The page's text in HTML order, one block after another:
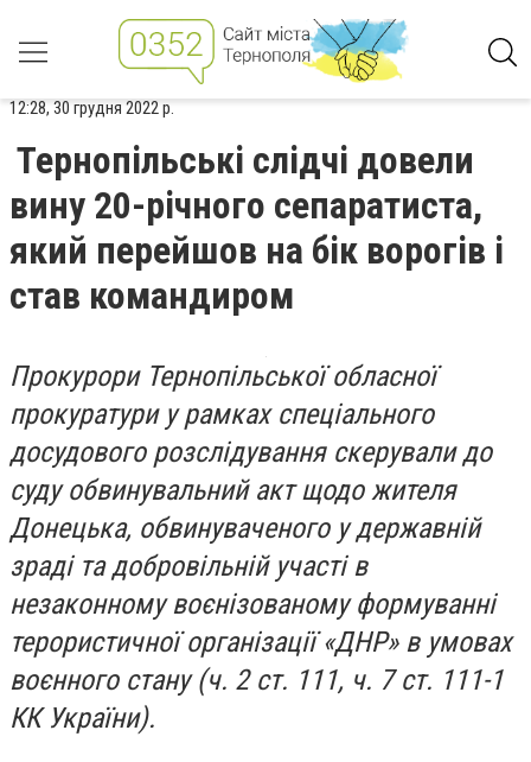
12:28, 30 грудня 2022 р.
Тернопільські слідчі довели
вину 20-річного сепаратиста,
який перейшов на бік ворогів і
став командиром
Прокурори Тернопільської обласної
прокуратури у рамках спеціального
досудового розслідування скерували до
суду обвинувальний акт щодо жителя
Донецька, обвинуваченого у державній
зраді та добровільній участі в
незаконному воєнізованому формуванні
терористичної організації «ДНР» в умовах
воєнного стану (ч. 2 ст. 111, ч. 7 ст. 111-1
КК України).